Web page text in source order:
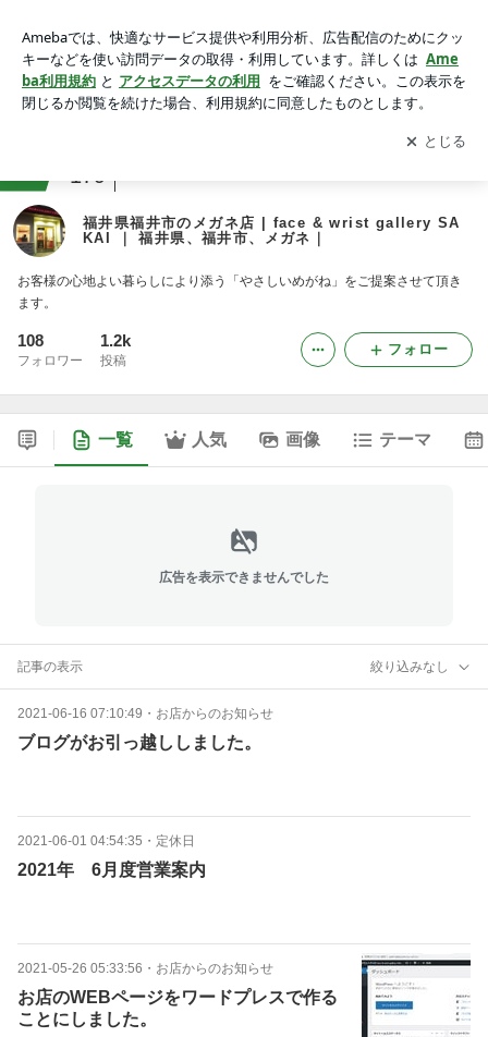
県、福井市、メガネ｜
アプリをダウンロードして ブログの更新通知
を受け取りまし
ょう。
開く
179
福井県福井市のメガネ店 | face & wrist gallery SA
KAI ｜ 福井県、福井市、メガネ｜
お客様の心地よい暮らしにより添う「やさしいめがね」をご提案させて頂き
ます。
108
フォロワー
1.2k
投稿
フォロー
一覧 人気 画像 テーマ
広告を表示できませんでした
記事の表示 絞り込みなし
2021-06-16 07:10:49 ・ お店からのお知らせ
ブログがお引っ越ししました。
2021-06-01 04:54:35 ・ 定休日
2021年 6月度営業案内
2021-05-26 05:33:56 ・ お店からのお知らせ
お店のWEBページをワードプレスで作る
ことにしました。